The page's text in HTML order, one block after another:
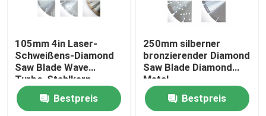
105mm 4in Laser-
Schweißens-Diamond
Saw Blade Wave
Turbo-Stahlkern
Bestpreis
250mm silberner
bronzierender Diamond
Saw Blade Diamond
Metal
Marmorierungausschnitt
Bestpreis